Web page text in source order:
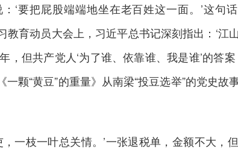
‘要把屁股端端地坐在老百姓这一面。’这句
教育动员大会上，习近平总书记深刻指出：‘江
，但共产党人‘为了谁、依靠谁、我是谁’的答
颗“黄豆”的重量》从南梁“投豆选举”的党史故
，一枝一叶总关情。’一张退税单，金额不大，